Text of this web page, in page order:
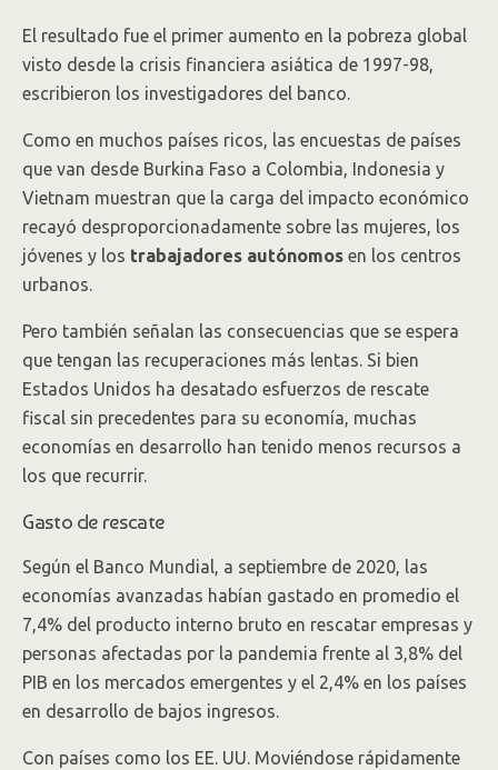
El resultado fue el primer aumento en la pobreza global
visto desde la crisis financiera asiática de 1997-98,
escribieron los investigadores del banco.
Como en muchos países ricos, las encuestas de países
que van desde Burkina Faso a Colombia, Indonesia y
Vietnam muestran que la carga del impacto económico
recayó desproporcionadamente sobre las mujeres, los
jóvenes y los trabajadores autónomos en los centros
urbanos.
Pero también señalan las consecuencias que se espera
que tengan las recuperaciones más lentas. Si bien
Estados Unidos ha desatado esfuerzos de rescate
fiscal sin precedentes para su economía, muchas
economías en desarrollo han tenido menos recursos a
los que recurrir.
Gasto de rescate
Según el Banco Mundial, a septiembre de 2020, las
economías avanzadas habían gastado en promedio el
7,4% del producto interno bruto en rescatar empresas y
personas afectadas por la pandemia frente al 3,8% del
PIB en los mercados emergentes y el 2,4% en los países
en desarrollo de bajos ingresos.
Con países como los EE. UU. Moviéndose rápidamente